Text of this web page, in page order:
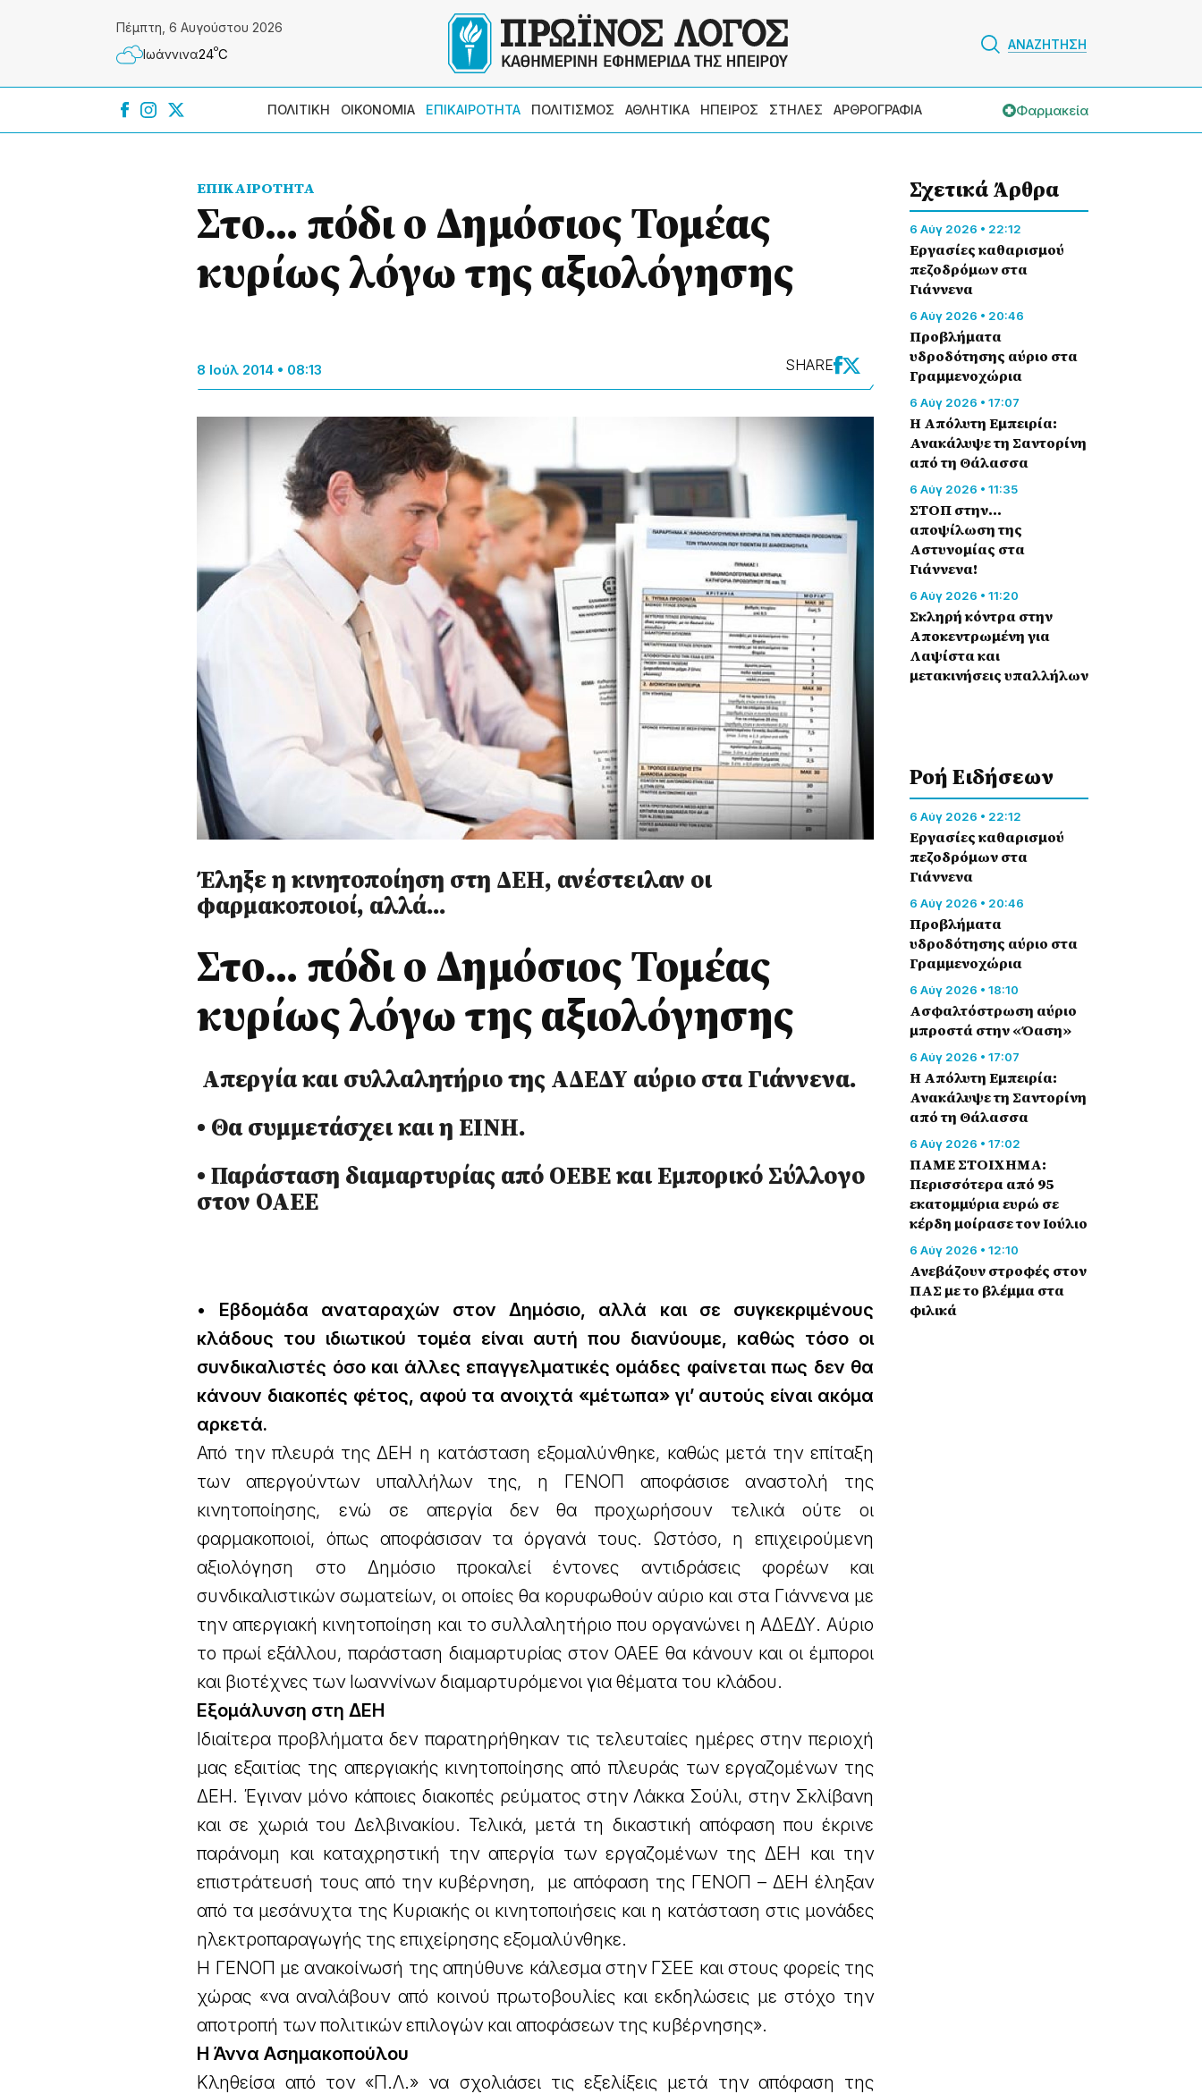
Πέμπτη, 6 Αυγούστου 2026
Ιωάννɩνα24ºC
ΑΝΑΖΗΤΗΣΗ
ΠΟΛΙΤΙΚΗ ΟΙΚΟΝΟΜΙΑ ΕΠΙΚΑΙΡΟΤΗΤΑ ΠΟΛΙΤΙΣΜΟΣ ΑΘΛΗΤΙΚΑ ΗΠΕΙΡΟΣ ΣΤΗΛΕΣ ΑΡΘΡΟΓΡΑΦΙΑ Φαρμακεία
ΕΠΙΚΑΙΡΟΤΗΤΑ
Στο… πόδι ο Δημόσιος Τομέας
κυρίως λόγω της αξιολόγησης
8 Ιούλ 2014 • 08:13 SHARE
Έληξε η κινητοποίηση στη ΔΕΗ, ανέστειλαν οι
φαρμακοποιοί, αλλά…
Στο… πόδι ο Δημόσιος Τομέας
κυρίως λόγω της αξιολόγησης
Απεργία και συλλαλητήριο της ΑΔΕΔΥ αύριο στα Γιάννενα.
• Θα συμμετάσχει και η ΕΙΝΗ.
• Παράσταση διαμαρτυρίας από ΟΕΒΕ και Εμπορικό Σύλλογο
στον ΟΑΕΕ
• Εβδομάδα αναταραχών στον Δημόσιο, αλλά και σε συγκεκριμένους
κλάδους του ιδιωτικού τομέα είναι αυτή που διανύουμε, καθώς τόσο οι
συνδικαλιστές όσο και άλλες επαγγελματικές ομάδες φαίνεται πως δεν θα
κάνουν διακοπές φέτος, αφού τα ανοιχτά «μέτωπα» γι’ αυτούς είναι ακόμα
αρκετά.
Από την πλευρά της ΔΕΗ η κατάσταση εξομαλύνθηκε, καθώς μετά την επίταξη
των απεργούντων υπαλλήλων της, η ΓΕΝΟΠ αποφάσισε αναστολή της
κινητοποίησης, ενώ σε απεργία δεν θα προχωρήσουν τελικά ούτε οι
φαρμακοποιοί, όπως αποφάσισαν τα όργανά τους. Ωστόσο, η επιχειρούμενη
αξιολόγηση στο Δημόσιο προκαλεί έντονες αντιδράσεις φορέων και
συνδικαλιστικών σωματείων, οι οποίες θα κορυφωθούν αύριο και στα Γιάννενα με
την απεργιακή κινητοποίηση και το συλλαλητήριο που οργανώνει η ΑΔΕΔΥ. Αύριο
το πρωί εξάλλου, παράσταση διαμαρτυρίας στον ΟΑΕΕ θα κάνουν και οι έμποροι
και βιοτέχνες των Ιωαννίνων διαμαρτυρόμενοι για θέματα του κλάδου.
Εξομάλυνση στη ΔΕΗ
Ιδιαίτερα προβλήματα δεν παρατηρήθηκαν τις τελευταίες ημέρες στην περιοχή
μας εξαιτίας της απεργιακής κινητοποίησης από πλευράς των εργαζομένων της
ΔΕΗ. Έγιναν μόνο κάποιες διακοπές ρεύματος στην Λάκκα Σούλι, στην Σκλίβανη
και σε χωριά του Δελβινακίου. Τελικά, μετά τη δικαστική απόφαση που έκρινε
παράνομη και καταχρηστική την απεργία των εργαζομένων της ΔΕΗ και την
επιστράτευσή τους από την κυβέρνηση, με απόφαση της ΓΕΝΟΠ – ΔΕΗ έληξαν
από τα μεσάνυχτα της Κυριακής οι κινητοποιήσεις και η κατάσταση στις μονάδες
ηλεκτροπαραγωγής της επιχείρησης εξομαλύνθηκε.
Η ΓΕΝΟΠ με ανακοίνωσή της απηύθυνε κάλεσμα στην ΓΣΕΕ και στους φορείς της
χώρας «να αναλάβουν από κοινού πρωτοβουλίες και εκδηλώσεις με στόχο την
αποτροπή των πολιτικών επιλογών και αποφάσεων της κυβέρνησης».
Η Άννα Ασημακοπούλου
Κληθείσα από τον «Π.Λ.» να σχολιάσει τις εξελίξεις μετά την απόφαση της
Σχετικά Άρθρα
6 Αύγ 2026 • 22:12
Εργασίες καθαρισμού
πεζοδρόμων στα
Γιάννενα
6 Αύγ 2026 • 20:46
Προβλήματα
υδροδότησης αύριο στα
Γραμμενοχώρια
6 Αύγ 2026 • 17:07
Η Απόλυτη Εμπειρία:
Ανακάλυψε τη Σαντορίνη
από τη Θάλασσα
6 Αύγ 2026 • 11:35
ΣΤΟΠ στην…
αποψίλωση της
Αστυνομίας στα
Γιάννενα!
6 Αύγ 2026 • 11:20
Σκληρή κόντρα στην
Αποκεντρωμένη για
Λαψίστα και
μετακινήσεις υπαλλήλων
Ροή Eιδήσεων
6 Αύγ 2026 • 22:12
Εργασίες καθαρισμού
πεζοδρόμων στα
Γιάννενα
6 Αύγ 2026 • 20:46
Προβλήματα
υδροδότησης αύριο στα
Γραμμενοχώρια
6 Αύγ 2026 • 18:10
Ασφαλτόστρωση αύριο
μπροστά στην «Όαση»
6 Αύγ 2026 • 17:07
Η Απόλυτη Εμπειρία:
Ανακάλυψε τη Σαντορίνη
από τη Θάλασσα
6 Αύγ 2026 • 17:02
ΠΑΜΕ ΣΤΟΙΧΗΜΑ:
Περισσότερα από 95
εκατομμύρια ευρώ σε
κέρδη μοίρασε τον Ιούλιο
6 Αύγ 2026 • 12:10
Ανεβάζουν στροφές στον
ΠΑΣ με το βλέμμα στα
φιλικά